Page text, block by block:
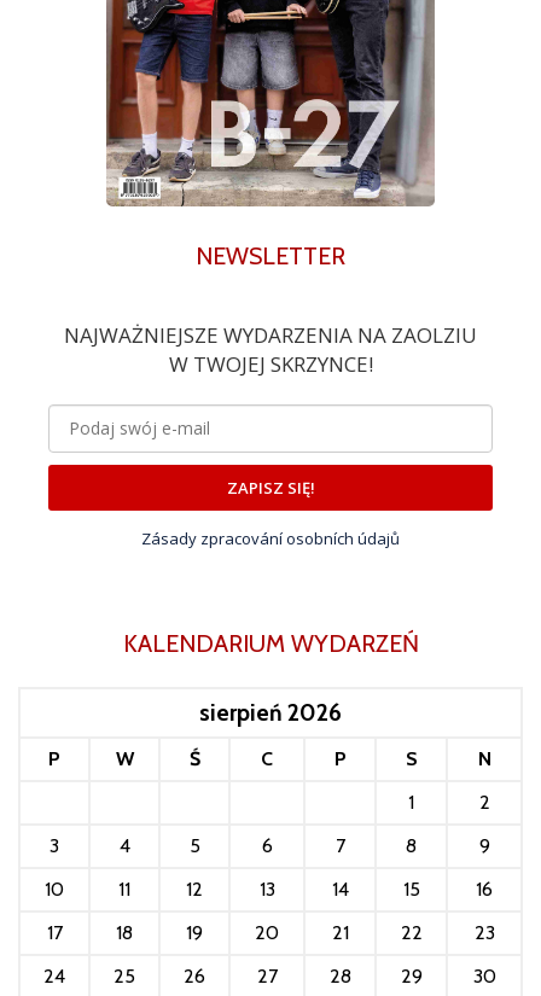
NEWSLETTER
NAJWAŻNIEJSZE WYDARZENIA NA ZAOLZIU
W TWOJEJ SKRZYNCE!
ZAPISZ SIĘ!
Zásady zpracování osobních údajů
KALENDARIUM WYDARZEŃ
sierpień 2026
P W Ś C P S
N
1
2
3
4 5 6 7 8
9
10
11 12 13 14 15
16
17
18 19 20 21 22
23
24
25 26 27 28 29
30